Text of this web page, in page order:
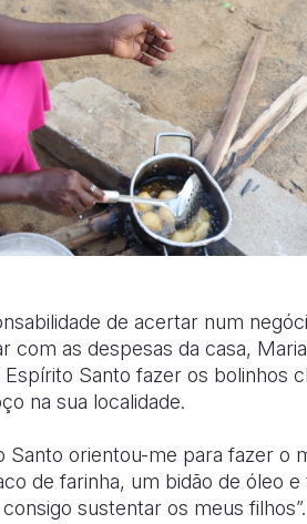
de acertar num
com as despesas da casa,
Santo fazer os bolinhos
na sua localidade.
Santo orientou-me para fazer o
de farinha, um bidão de óleo
sustentar os meus filhos”.